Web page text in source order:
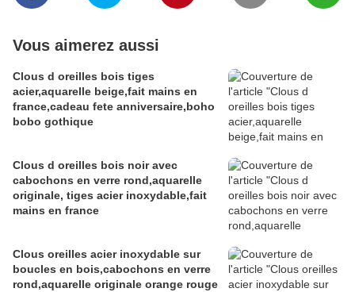
Vous aimerez aussi
Clous d oreilles bois tiges
acier,aquarelle beige,fait mains en
france,cadeau fete anniversaire,boho
bobo gothique
Clous d oreilles bois noir avec
cabochons en verre rond,aquarelle
originale, tiges acier inoxydable,fait
mains en france
Clous oreilles acier inoxydable sur
boucles en bois,cabochons en verre
rond,aquarelle originale orange rouge